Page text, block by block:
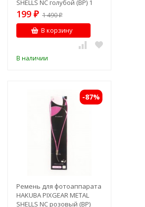
SHELLS NC голубой (BP) 1
199 ₽ 1 490₽
В корзину
В наличии
-87%
Ремень для фотоаппарата
HAKUBA PIXGEAR METAL
SHELLS NC розовый (BP)